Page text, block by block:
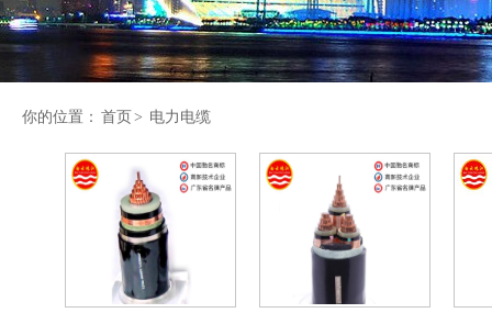
你的位置： 首页 > 电力电缆